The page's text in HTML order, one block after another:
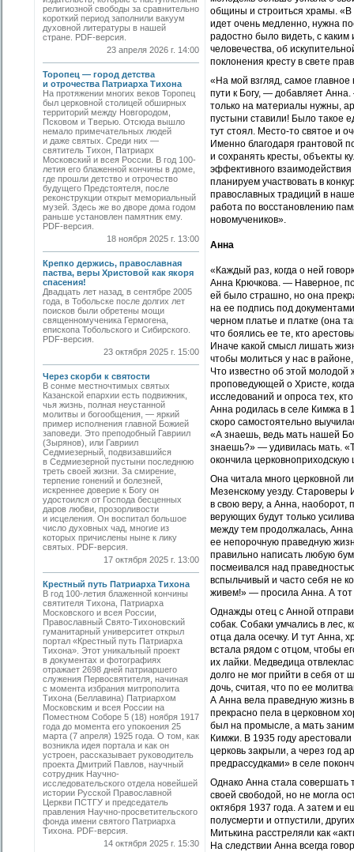
религиозной свободы за сравнительно
короткий период заполнили вакуум
духовной литературы в нашей
стране. PDF-версия.
23 апреля 2026 г. 14:00
Торопец — город детства
и отрочества Патриарха Тихона
На протяжении многих веков Торопец
был церковной столицей обширных
территорий между Новгородом,
Псковом и Тверью. Отсюда вышло
немало примечательных людей
и даже святых. Среди них —
святитель Тихон, Патриарх
Московский и всея России. В год 100-
летия его блаженной кончины в доме,
где прошли детство и отрочество
будущего Предстоятеля, после
реконструкции открыт мемориальный
музей. Здесь же во дворе дома годом
раньше установлен памятник ему.
PDF-версия.
18 ноября 2025 г. 13:00
Крепко держись, православная
паства, веры Христовой как якоря
спасения!
Двадцать лет назад, в сентябре 2005
года, в Тобольске после долгих лет
поисков были обретены мощи
священномученика Гермогена,
епископа Тобольского и Сибирского.
PDF-версия.
23 октября 2025 г. 15:00
Через скорби к святости
В сонме местночтимых святых
Казанской епархии есть подвижник,
чья жизнь, полная неустанной
молитвы и богообщения, — яркий
пример исполнения главной Божией
заповеди. Это преподобный Гавриил
(Зырянов), или Гавриил
Седмиезерный, подвизавшийся
в Седмиезерной пустыни последнюю
треть своей жизни. За смирение,
терпение гонений и болезней,
искреннее доверие к Богу он
удостоился от Господа бесценных
даров любви, прозорливости
и исцеления. Он воспитал большое
число духовных чад, многие из
которых причислены ныне к лику
святых. PDF-версия.
17 октября 2025 г. 13:00
Крестный путь Патриарха Тихона
В год 100-летия блаженной кончины
святителя Тихона, Патриарха
Московского и всея России,
Православный Свято-Тихоновский
гуманитарный университет открыл
портал «Крестный путь Патриарха
Тихона». Этот уникальный проект
в документах и фотографиях
отражает 2698 дней патриаршего
служения Первосвятителя, начиная
с момента избрания митрополита
Тихона (Беллавина) Патриархом
Московским и всея России на
Поместном Соборе 5 (18) ноября 1917
года до момента его упокоения 25
марта (7 апреля) 1925 года. О том, как
возникла идея портала и как он
устроен, рассказывает руководитель
проекта Дмитрий Павлов, научный
сотрудник Научно-
исследовательского отдела новейшей
истории Русской Православной
Церкви ПСТГУ и председатель
правления Научно-просветительского
фонда имени святого Патриарха
Тихона. PDF-версия.
14 октября 2025 г. 15:30
общины и строиться храмы. «В
идет очень медленно, нужна
радостно было видеть, с
человечества, об
поклонения кресту в свете
«На мой взгляд, самое
пути к Богу, — добавляет
только на материалы нужны,
пустыни ставили! Было такое
тут стоял. Место-то святое и
Именно благодаря грантовой
и сохранять кресты, объекты
эффективного
планируем участвовать в
православных традиций в
работа по восстановлению
новомучеников».
Анна
«Каждый раз, когда о ней
Анна Крючкова. — Наверное,
ей было страшно, но она
на ее подпись под
черном платье и платке (она
что боялись ее те, кто
Иначе какой смысл лишать
чтобы молиться у нас в
Что известно об этой
проповедующей о Христе,
исследований и опроса тех,
Анна родилась в селе Кимжа в
скоро самостоятельно
«А знаешь, ведь мать нашей
знаешь?» — удивилась мать.
окончила церковноприходскую
Она читала много церковной
Мезенскому уезду.
в свою веру, а Анна, наоборот,
верующих будут только
между тем продолжалась,
ее непорочную праведную
правильно написать любую
посмеивался над
вспыльчивый и часто себя не
живем!» — просила Анна. А тот
Однажды отец с Анной
собак. Собаки умчались в лес,
отца дала осечку. И тут Анна,
встала рядом с отцом, чтобы
их лайки. Медведица
долго не мог прийти в себя от
дочь, считая, что по ее
А Анна вела праведную жизнь
прекрасно пела в церковном
был на промысле, а мать
Кимжи. В 1935 году
церковь закрыли, а через год
предрассудками» в селе
Однако Анна стала совершать
своей свободой, но не могла
октября 1937 года. А затем и
полусмерти и отпустили,
Митькина расстреляли как
На следствии Анна всегда